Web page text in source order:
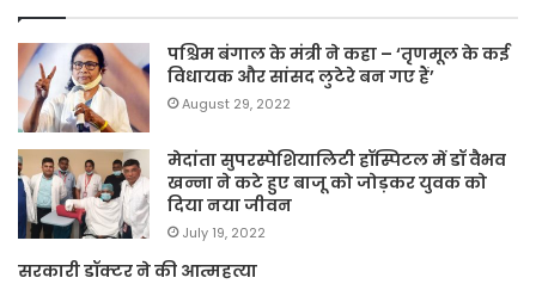
पश्चिम बंगाल के मंत्री ने कहा – ‘तृणमूल के कई
विधायक और सांसद लुटेरे बन गए हैं’
August 29, 2022
मेदांता सुपरस्पेशियालिटी हॉस्पिटल में डॉ वैभव
खन्ना ने कटे हुए बाजू को जोड़कर युवक को
दिया नया जीवन
July 19, 2022
सरकारी डॉक्टर ने की आत्महत्या